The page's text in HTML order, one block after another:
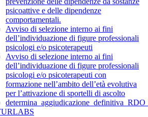
psicoattive e delle dipendenze
comportamentali.
Avviso di selezione interno ai fini
dell’individuazione di figure professionali
psicologi e/o psicoterapeuti
Avviso di selezione interno ai fini
dell’individuazione di figure professionali
psicologi e/o psicoterapeuti con
formazione nell’ambito dell’età evolutiva
per l’attivazione di sportelli di ascolto